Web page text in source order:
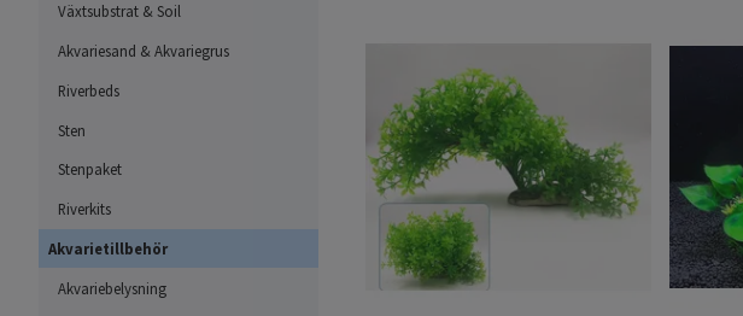
Växtsubstrat & Soil
Akvariesand & Akvariegrus
Riverbeds
Sten
Stenpaket
Riverkits
Akvarietillbehör
Akvariebelysning